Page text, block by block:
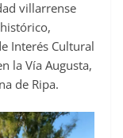
villarrense
Interés Cultural
la Vía Augusta,
de Ripa.